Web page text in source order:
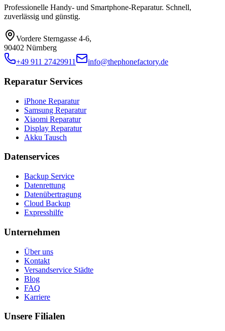
Professionelle Handy- und Smartphone-Reparatur. Schnell,
zuverlässig und günstig.
Vordere Sterngasse 4-6,
90402 Nürnberg
+49 911 27429911
info@thephonefactory.de
Reparatur Services
iPhone Reparatur
Samsung Reparatur
Xiaomi Reparatur
Display Reparatur
Akku Tausch
Datenservices
Backup Service
Datenrettung
Datenübertragung
Cloud Backup
Expresshilfe
Unternehmen
Über uns
Kontakt
Versandservice Städte
Blog
FAQ
Karriere
Unsere Filialen